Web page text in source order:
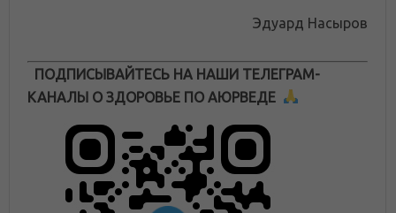
Эдуард Насыров
ПОДПИСЫВАЙТЕСЬ НА НАШИ ТЕЛЕГРАМ-
КАНАЛЫ О ЗДОРОВЬЕ ПО АЮРВЕДЕ